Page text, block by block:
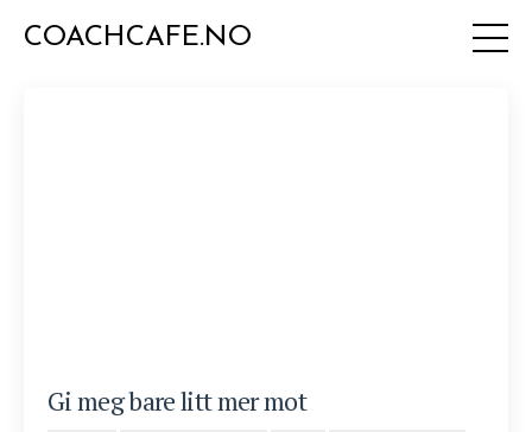
COACHCAFE.NO
Gi meg bare litt mer mot